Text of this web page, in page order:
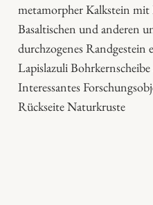
L
a
p
i
s
metamorpher Kalkstein
Basaltischen und anderen
durchzogenes Randgestein
Lapislazuli
Interessantes
Rückseite Naturkruste